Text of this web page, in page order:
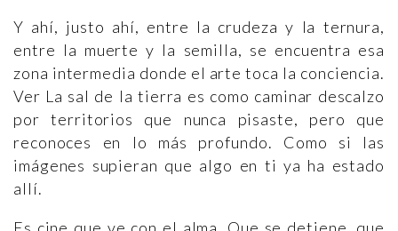
Y ahí, justo ahí, entre la crudeza y la ternura,
entre la muerte y la semilla, se encuentra esa
zona intermedia donde el arte toca la conciencia.
Ver La sal de la tierra es como caminar descalzo
por territorios que nunca pisaste, pero que
reconoces en lo más profundo. Como si las
imágenes supieran que algo en ti ya ha estado
allí.